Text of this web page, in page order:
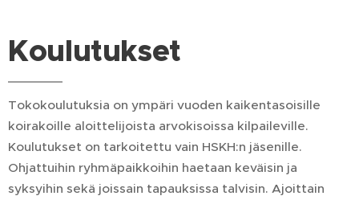
Koulutukset
Tokokoulutuksia on ympäri vuoden kaikentasoisille
koirakoille aloittelijoista arvokisoissa kilpaileville.
Koulutukset on tarkoitettu vain HSKH:n jäsenille.
Ohjattuihin ryhmäpaikkoihin haetaan keväisin ja
syksyihin sekä joissain tapauksissa talvisin. Ajoittain